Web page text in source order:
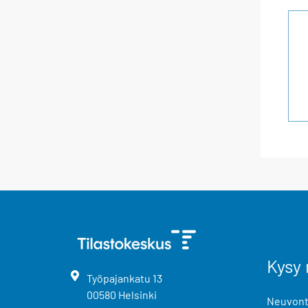
Työpajankatu 13
00580 Helsinki